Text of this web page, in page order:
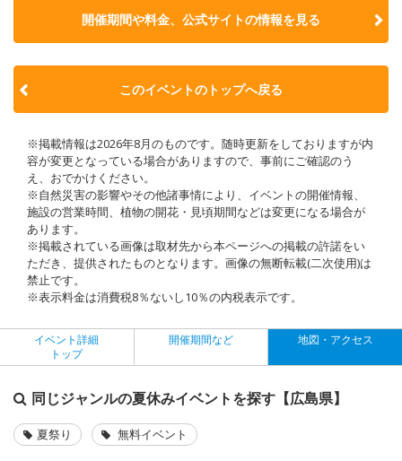
開催期間や料金、公式サイトの情報を見る
このイベントのトップへ戻る
※掲載情報は2026年8月のものです。随時更新をしておりますが内
容が変更となっている場合がありますので、事前にご確認のう
え、おでかけください。
※自然災害の影響やその他諸事情により、イベントの開催情報、
施設の営業時間、植物の開花・見頃期間などは変更になる場合が
あります。
※掲載されている画像は取材先から本ページへの掲載の許諾をい
ただき、提供されたものとなります。画像の無断転載(二次使用)は
禁止です。
※表示料金は消費税8％ないし10％の内税表示です。
イベント詳細
トップ
開催期間など 地図・アクセス
同じジャンルの夏休みイベントを探す【広島県】
夏祭り 無料イベント